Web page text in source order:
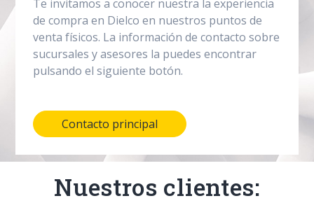
Te invitamos a conocer nuestra la experiencia
de compra en Dielco en nuestros puntos de
venta físicos. La información de contacto sobre
sucursales y asesores la puedes encontrar
pulsando el siguiente botón.
Contacto principal
Nuestros clientes: